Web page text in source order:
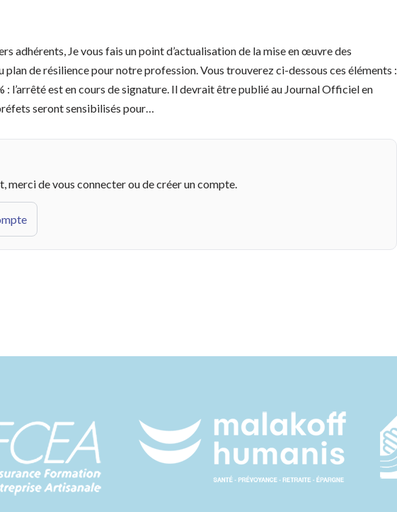
adhérents, Je vous fais un point d’actualisation de la mise en œuvre des
plan de résilience pour notre profession. Vous trouverez ci-dessous ces éléments :
l’arrêté est en cours de signature. Il devrait être publié au Journal Officiel en
seront sensibilisés pour…
merci de vous connecter ou de créer un compte.